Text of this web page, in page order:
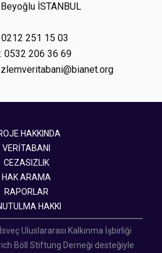
İSTANBUL
0212 251 15 03
0532 206 36 69
HAKKINDA
VERİTABANI
CEZASIZLIK
HAK ARAMA
RAPORLAR
HAKKI
Uluslararası Kalkınma İşbirliği
Böll Stiftung Derneği desteğiyle